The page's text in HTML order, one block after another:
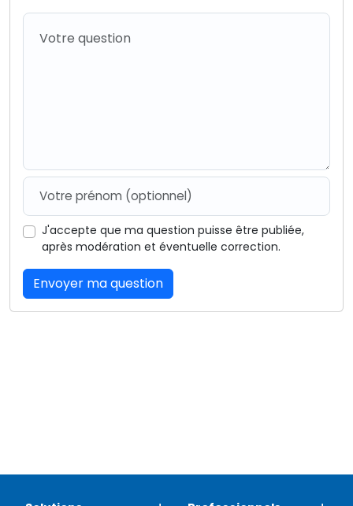
J'accepte que ma question puisse être publiée,
après modération et éventuelle correction.
Envoyer ma question